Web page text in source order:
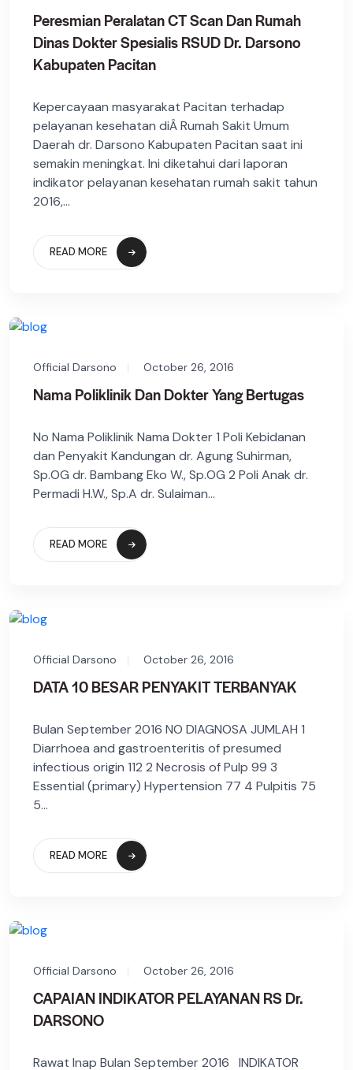
Peresmian Peralatan CT Scan Dan Rumah
Dinas Dokter Spesialis RSUD Dr. Darsono
Kabupaten Pacitan
Kepercayaan masyarakat Pacitan terhadap
pelayanan kesehatan diÂ Rumah Sakit Umum
Daerah dr. Darsono Kabupaten Pacitan saat ini
semakin meningkat. Ini diketahui dari laporan
indikator pelayanan kesehatan rumah sakit tahun
2016,...
READ MORE
Official Darsono October 26, 2016
Nama Poliklinik Dan Dokter Yang Bertugas
No Nama Poliklinik Nama Dokter 1 Poli Kebidanan
dan Penyakit Kandungan dr. Agung Suhirman,
Sp.OG dr. Bambang Eko W., Sp.OG 2 Poli Anak dr.
Permadi H.W., Sp.A dr. Sulaiman...
READ MORE
Official Darsono October 26, 2016
DATA 10 BESAR PENYAKIT TERBANYAK
Bulan September 2016 NO DIAGNOSA JUMLAH 1
Diarrhoea and gastroenteritis of presumed
infectious origin 112 2 Necrosis of Pulp 99 3
Essential (primary) Hypertension 77 4 Pulpitis 75
5...
READ MORE
Official Darsono October 26, 2016
CAPAIAN INDIKATOR PELAYANAN RS Dr.
DARSONO
Rawat Inap Bulan September 2016 INDIKATOR